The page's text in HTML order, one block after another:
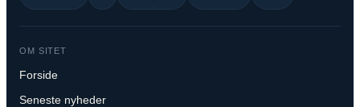
OM SITET
Forside
Seneste nyheder